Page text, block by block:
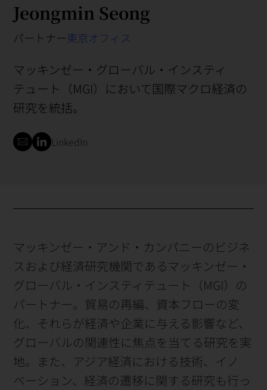
Jeongmin Seong
パートナー東京オフィス
マッキンゼー・グローバル・インスティ
テュート（MGI）において国際マクロ経済の
研究を統括。
LinkedIn
マッキンゼー・アンド・カンパニーのビジネ
スおよび経済研究機関であるマッキンゼー・
グローバル・インスティテュート（MGI）の
パートナー。貿易の再編、資本フローの変
化、それらが経済や企業に与える影響など、
グローバルの関連性に焦点を当てる研究を実
地。また、アジア経済における技術、イノ
ベーション、経済の遷移に関する研究も行っ